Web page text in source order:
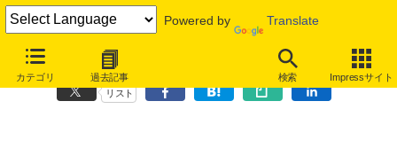
Powered by Translate
カテゴリ 過去記事 検索 Impressサイト
Twitterをコミック化、気持ちが伝わるクライアント「Feel on!」
リスト